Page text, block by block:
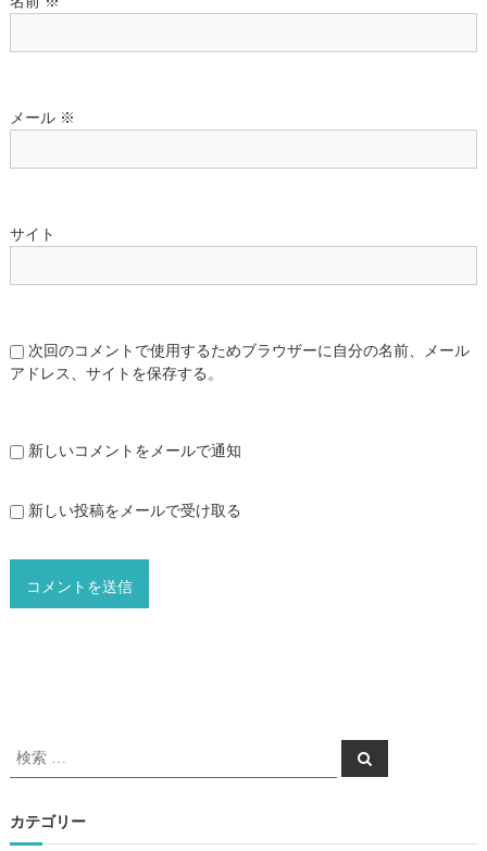
メール ※
サイト
次回のコメントで使用するためブラウザーに自分の名前、メール
アドレス、サイトを保存する。
新しいコメントをメールで通知
新しい投稿をメールで受け取る
検
索
象
:
検
索
カテゴリー